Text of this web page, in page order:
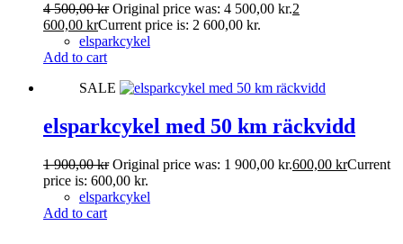
4 500,00kr Original price was: 4 500,00 kr.2
600,00 krCurrent price is: 2 600,00 kr.
elsparkcykel
Add to cart
SALE
elsparkcykel med 50 km räckvidd
1 900,00kr Original price was: 1 900,00 kr.600,00 krCurrent
price is: 600,00 kr.
elsparkcykel
Add to cart